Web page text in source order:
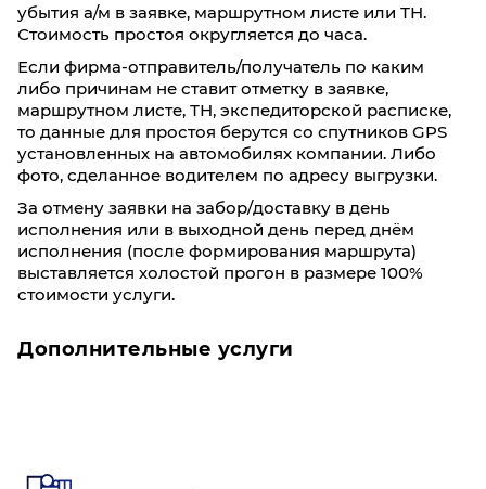
убытия а/м в заявке, маршрутном листе или ТН.
Стоимость простоя округляется до часа.
Если фирма-отправитель/получатель по каким
либо причинам не ставит отметку в заявке,
маршрутном листе, ТН, экспедиторской расписке,
то данные для простоя берутся со спутников GPS
установленных на автомобилях компании. Либо
фото, сделанное водителем по адресу выгрузки.
За отмену заявки на забор/доставку в день
исполнения или в выходной день перед днём
исполнения (после формирования маршрута)
выставляется холостой прогон в размере 100%
стоимости услуги.
Дополнительные услуги